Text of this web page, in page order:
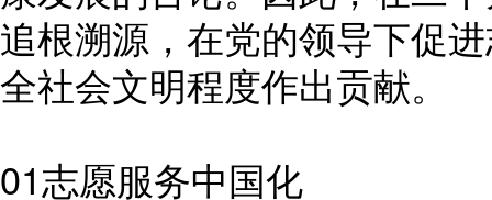
追根溯源，在党的领导下促
全社会文明程度作出贡献。
01志愿服务中国化